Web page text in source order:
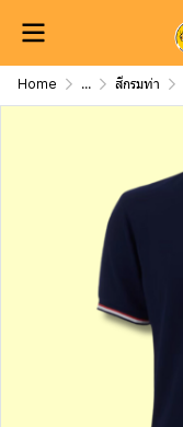
Home ... สีกรมท่า